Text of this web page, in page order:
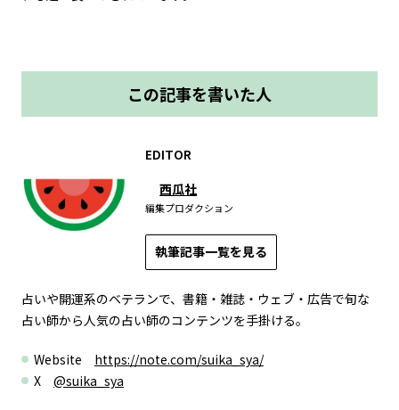
この記事を書いた人
EDITOR
西瓜社
編集プロダクション
執筆記事一覧を見る
占いや開運系のベテランで、書籍・雑誌・ウェブ・広告で旬な
占い師から人気の占い師のコンテンツを手掛ける。
Website https://note.com/suika_sya/
X @suika_sya